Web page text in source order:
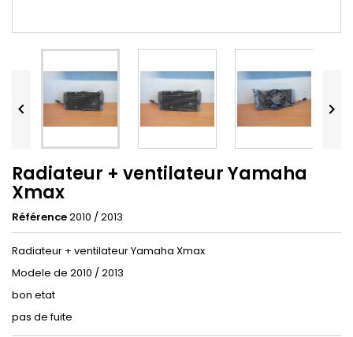
 
Radiateur + ventilateur Yamaha
Xmax
Référence2010 / 2013
Radiateur + ventilateur Yamaha Xmax
Modele de 2010 / 2013
bon etat
pas de fuite